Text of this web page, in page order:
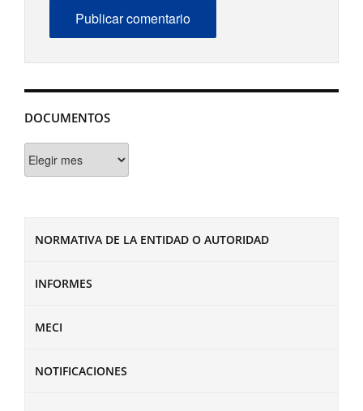
DOCUMENTOS
NORMATIVA DE LA ENTIDAD O AUTORIDAD
INFORMES
MECI
NOTIFICACIONES